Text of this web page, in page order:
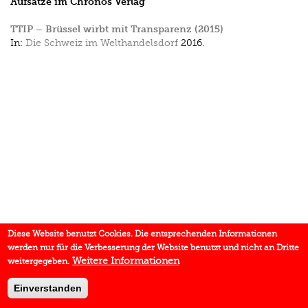
TTIP – Brüssel wirbt mit Transparenz (2015)
In: Die Schweiz im Welthandelsdorf 2016.
Diese Website benutzt Cookies. Die entsprechenden Informationen
werden nur für die Verbesserung der Website benutzt und nicht an Dritte
weitergegeben. Weitere Informationen
Einverstanden